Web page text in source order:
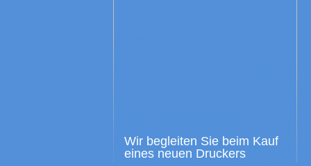
Wir begleiten Sie beim Kauf
eines neuen Druckers